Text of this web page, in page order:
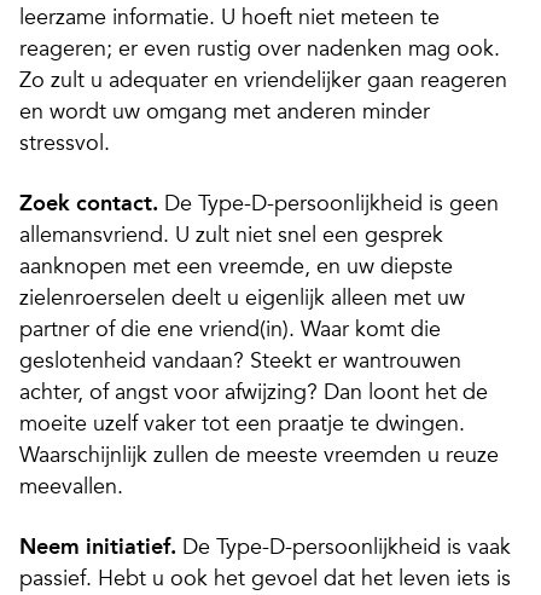
leerzame informatie. U hoeft niet meteen te
reageren; er even rustig over nadenken mag ook.
Zo zult u adequater en vriendelijker gaan reageren
en wordt uw omgang met anderen minder
stressvol.
Zoek contact. De Type-D-persoonlijkheid is geen
allemansvriend. U zult niet snel een gesprek
aanknopen met een vreemde, en uw diepste
zielenroerselen deelt u eigenlijk alleen met uw
partner of die ene vriend(in). Waar komt die
geslotenheid vandaan? Steekt er wantrouwen
achter, of angst voor afwijzing? Dan loont het de
moeite uzelf vaker tot een praatje te dwingen.
Waarschijnlijk zullen de meeste vreemden u reuze
meevallen.
Neem initiatief. De Type-D-persoonlijkheid is vaak
passief. Hebt u ook het gevoel dat het leven iets is